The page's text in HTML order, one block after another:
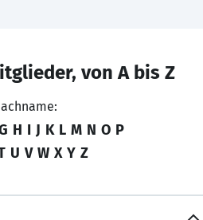
von A bis Z
H I J K L M N O P
U V W X Y Z